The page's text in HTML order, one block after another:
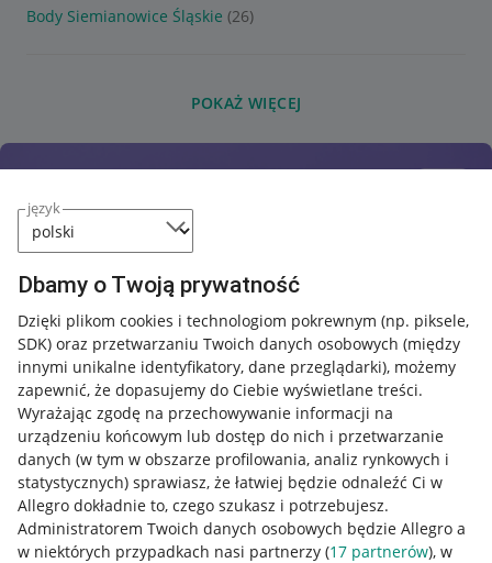
język
Dbamy o Twoją prywatność
Dzięki plikom cookies i technologiom pokrewnym (np. piksele,
SDK) oraz przetwarzaniu Twoich danych osobowych (między
innymi unikalne identyfikatory, dane przeglądarki), możemy
zapewnić, że dopasujemy do Ciebie wyświetlane treści.
Wyrażając zgodę na przechowywanie informacji na
urządzeniu końcowym lub dostęp do nich i przetwarzanie
danych (w tym w obszarze profilowania, analiz rynkowych i
statystycznych) sprawiasz, że łatwiej będzie odnaleźć Ci w
Allegro dokładnie to, czego szukasz i potrzebujesz.
Administratorem Twoich danych osobowych będzie Allegro a
w niektórych przypadkach nasi partnerzy (17 partnerów), w
Body Siemianowice Śląskie (26)
POKAŻ WIĘCEJ